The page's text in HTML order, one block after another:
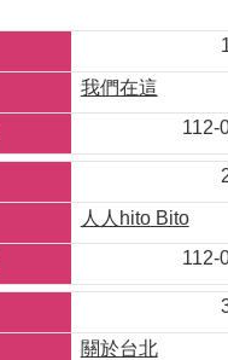
我們在這
112-
人人hito Bito
112-
關於台北